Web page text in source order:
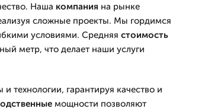
Наша компания на рынке
сложные проекты. Мы гордимся
условиями. Средняя стоимость
метр, что делает наши услуги
технологии, гарантируя качество и
мощности позволяют